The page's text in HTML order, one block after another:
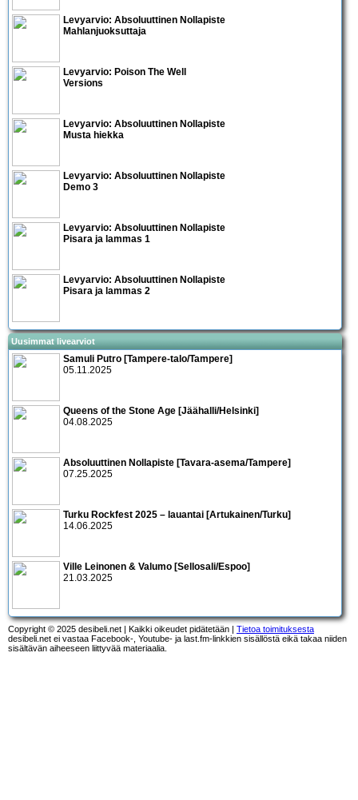
Levyarvio: Absoluuttinen Nollapiste
Mahlanjuoksuttaja
Levyarvio: Poison The Well
Versions
Levyarvio: Absoluuttinen Nollapiste
Musta hiekka
Levyarvio: Absoluuttinen Nollapiste
Demo 3
Levyarvio: Absoluuttinen Nollapiste
Pisara ja lammas 1
Levyarvio: Absoluuttinen Nollapiste
Pisara ja lammas 2
Uusimmat livearviot
Samuli Putro [Tampere-talo/Tampere]
05.11.2025
Queens of the Stone Age [Jäähalli/Helsinki]
04.08.2025
Absoluuttinen Nollapiste [Tavara-asema/Tampere]
07.25.2025
Turku Rockfest 2025 – lauantai [Artukainen/Turku]
14.06.2025
Ville Leinonen & Valumo [Sellosali/Espoo]
21.03.2025
Copyright © 2025 desibeli.net | Kaikki oikeudet pidätetään | Tietoa toimituksesta
desibeli.net ei vastaa Facebook-, Youtube- ja last.fm-linkkien sisällöstä eikä takaa niiden
sisältävän aiheeseen liittyvää materiaalia.